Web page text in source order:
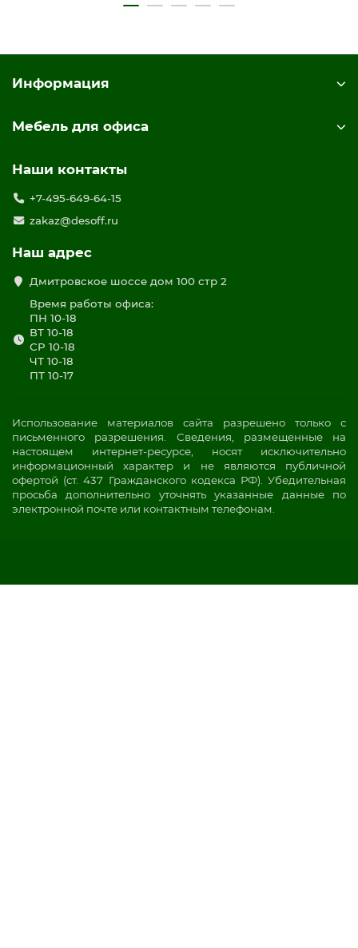
Информация
Мебель для офиса
Наши контакты
+7-495-649-64-15
zakaz@desoff.ru
Наш адрес
Дмитровское шоссе дом 100 стр 2
Время работы офиса:
ПН 10-18
ВТ 10-18
СР 10-18
ЧТ 10-18
ПТ 10-17
Использование материалов сайта разрешено только с
письменного разрешения. Сведения, размещенные на
настоящем интернет-ресурсе, носят исключительно
информационный характер и не являются публичной
офертой (ст. 437 Гражданского кодекса РФ). Убедительная
просьба дополнительно уточнять указанные данные по
электронной почте или контактным телефонам.